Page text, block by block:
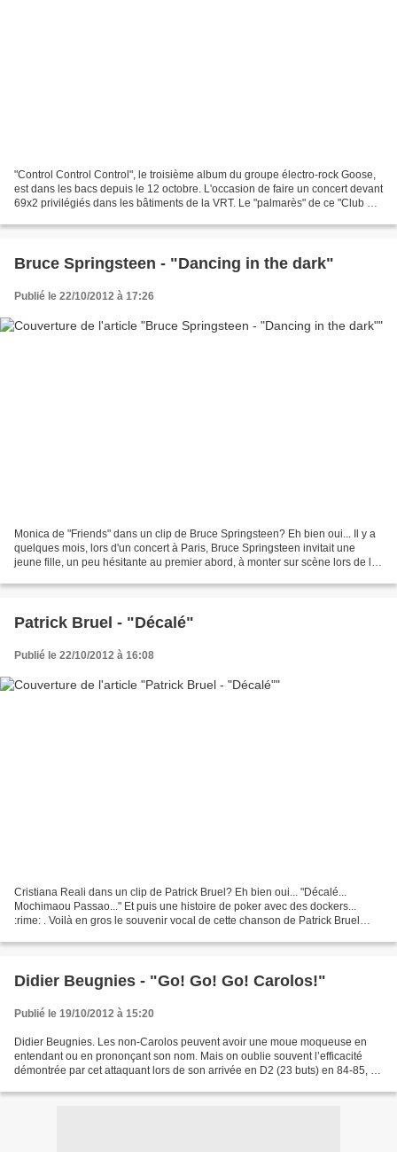
"Control Control Control", le troisième album du groupe électro-rock Goose,
est dans les bacs depuis le 12 octobre. L'occasion de faire un concert devant
69x2 privilégiés dans les bâtiments de la VRT. Le "palmarès" de ce "Club 69"
Bruce Springsteen - "Dancing in the dark"
Publié le 22/10/2012 à 17:26
Monica de "Friends" dans un clip de Bruce Springsteen? Eh bien oui... Il y a
quelques mois, lors d'un concert à Paris, Bruce Springsteen invitait une
jeune fille, un peu hésitante au premier abord, à monter sur scène lors de la
Patrick Bruel - "Décalé"
Publié le 22/10/2012 à 16:08
Cristiana Reali dans un clip de Patrick Bruel? Eh bien oui... "Décalé...
Mochimaou Passao..." Et puis une histoire de poker avec des dockers...
:rime: . Voilà en gros le souvenir vocal de cette chanson de Patrick Bruel
Didier Beugnies - "Go! Go! Go! Carolos!"
Publié le 19/10/2012 à 15:20
Didier Beugnies. Les non-Carolos peuvent avoir une moue moqueuse en
entendant ou en prononçant son nom. Mais on oublie souvent l’efficacité
démontrée par cet attaquant lors de son arrivée en D2 (23 buts) en 84-85, et